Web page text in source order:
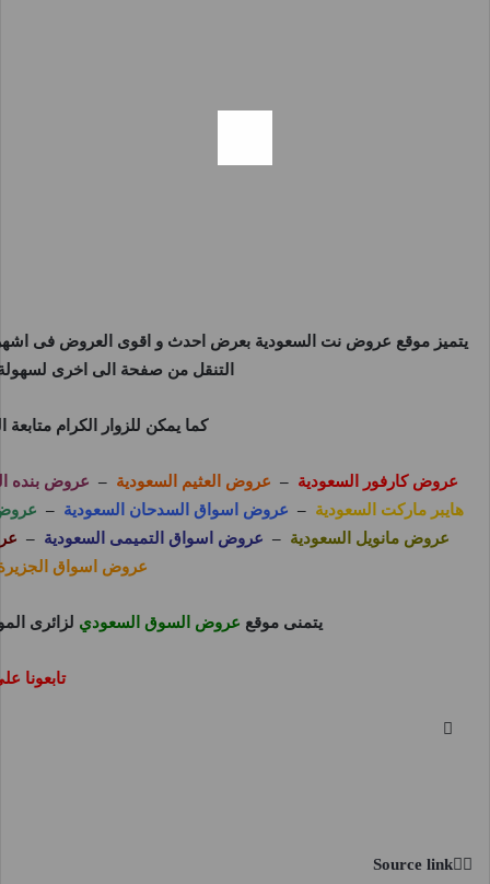
يتميز موقع عروض نت السعودية بعرض احدث و اقوى العروض فى
التنقل من صفحة الى اخرى
كما يمكن للزوار الكرام
عروض كارفور السعودية – عروض العثيم السعودية – عروض بنده
هايبر ماركت السعودية – عروض اسواق السدحان السعودية –
عروض مانويل السعودية – عروض اسواق التميمى السعودية –
عروض اسواق
يتمنى موقع عروض السوق السعودي لزائرى
تابعونا
Source link